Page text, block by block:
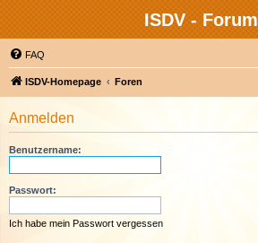
ISDV - Forum
FAQ
ISDV-Homepage Foren
Anmelden
Benutzername:
Passwort:
Ich habe mein Passwort vergessen